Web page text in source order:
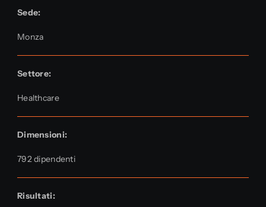
Sede:
Monza
Settore:
Healthcare
Dimensioni:
792 dipendenti
Risultati: